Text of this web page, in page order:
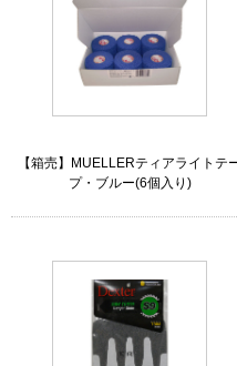
【箱売】MUELLERティアライトテ
プ・ブルー(6個入り)